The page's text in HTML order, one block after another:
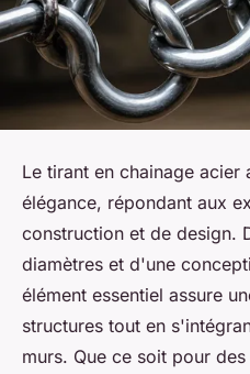
Le tirant en chainage acier
élégance, répondant aux
construction et de design.
diamètres et d'une
élément essentiel assure
structures tout en
murs. Que ce soit pour